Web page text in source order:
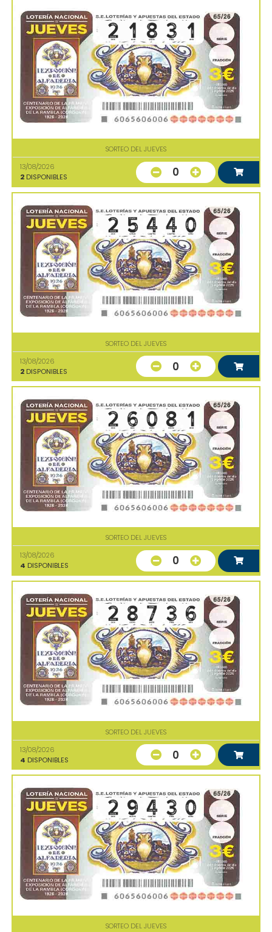
SORTEO DEL JUEVES
13/08/2026
2 DISPONIBLES 0
SORTEO DEL JUEVES
13/08/2026
2 DISPONIBLES 0
SORTEO DEL JUEVES
13/08/2026
4 DISPONIBLES 0
SORTEO DEL JUEVES
13/08/2026
4 DISPONIBLES 0
SORTEO DEL JUEVES